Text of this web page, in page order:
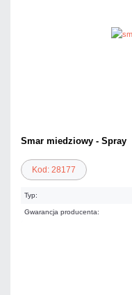
Smar miedziowy - Spray
Kod: 28177
Typ:
Gwarancja producenta: